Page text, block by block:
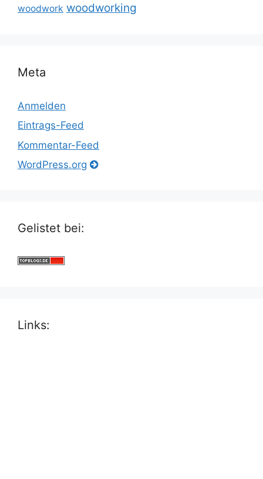
woodwork woodworking
Meta
Anmelden
Eintrags-Feed
Kommentar-Feed
WordPress.org
Gelistet bei:
Links: